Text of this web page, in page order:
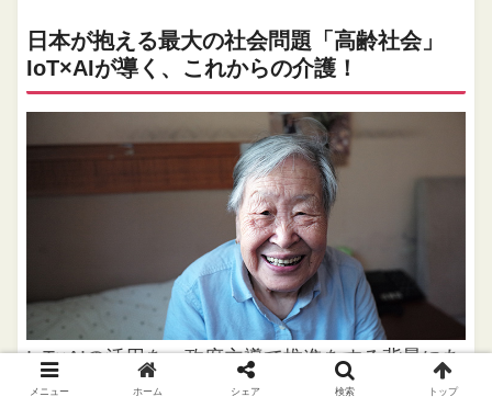
日本が抱える最大の社会問題「高齢社会」
IoT×AIが導く、これからの介護！
IoT×AIの活用を、政府主導で推進をする背景にあ
るのが
「高齢社会」 という日本社会が抱える構造
メニュー ホーム シェア 検索 トップ